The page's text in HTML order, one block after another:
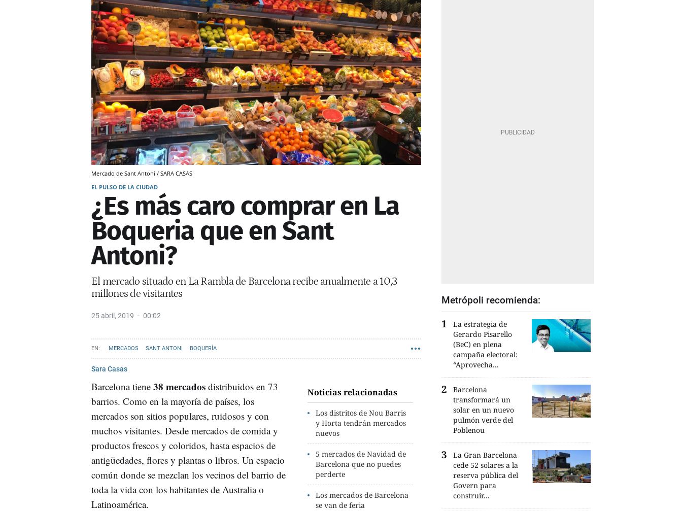
Mercado de Sant Antoni / SARA CASAS
EL PULSO DE LA CIUDAD
¿Es más caro comprar en La
Boqueria que en Sant
Antoni?
El mercado situado en La Rambla de Barcelona recibe anualmente a 10,3
millones de visitantes
25 abril, 2019 00:02
MERCADOS SANT ANTONI BOQUERÍA
Sara Casas
Noticias relacionadas
Los distritos de Nou Barris
y Horta tendrán mercados
nuevos
5 mercados de Navidad de
Barcelona que no puedes
perderte
Los mercados de Barcelona
se van de feria
Barcelona tiene 38 mercados distribuidos en 73
barrios. Como en la mayoría de países, los
mercados son sitios populares, ruidosos y con
muchos visitantes. Desde mercados de comida y
productos frescos y coloridos, hasta espacios de
antigüedades, flores y plantas o libros. Un espacio
común donde se mezclan los vecinos del barrio de
toda la vida con los habitantes de Australia o
Latinoamérica.
Metrópoli recomienda:
La estrategia de
Gerardo Pisarello
(BeC) en plena
campaña electoral:
“Aprovecha...
Barcelona
transformará un
solar en un nuevo
pulmón verde del
Poblenou
La Gran Barcelona
cede 52 solares a la
reserva pública del
Govern para
construir...